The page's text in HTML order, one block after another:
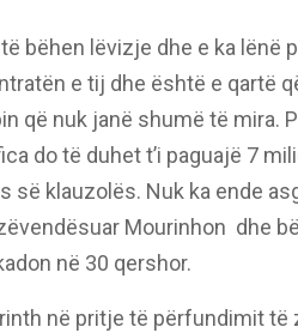
bëhen lëvizje dhe e ka lënë
e tij dhe është e qartë
që nuk janë shumë të mira.
do të duhet t’i paguajë 7
së klauzolës. Nuk ka ende
Mourinhon dhe
në 30 qershor.
në pritje të përfundimit të